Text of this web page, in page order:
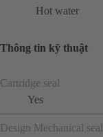
Hot water
Thông tin kỹ thuật
Cartridge seal
Yes
Design Mechanical seal